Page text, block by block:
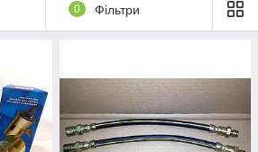
0 Фільтри